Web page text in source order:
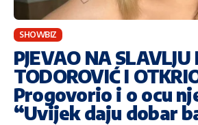
SHOWBIZ
PJEVAO NA SLAVLJU
TODOROVIĆ I
Progovorio i o ocu
“Uvijek daju dobar